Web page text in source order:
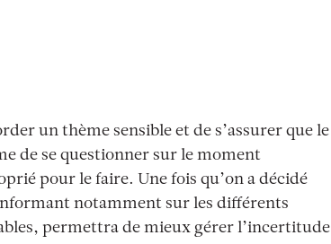
un thème sensible et de s’assurer que le
de se questionner sur le moment
pour le faire. Une fois qu’on a décidé
notamment sur les différents
permettra de mieux gérer l’incertitude